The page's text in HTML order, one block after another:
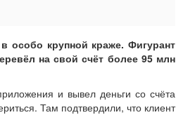
особо крупной краже. Фигурант
на свой счёт более 95 млн
и вывел деньги со счёта
Там подтвердили, что клиент